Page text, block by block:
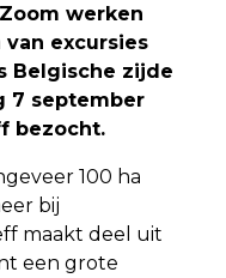
werken
excursies
Belgische zijde
7 september
bezocht.
100 ha
bij
maakt deel uit
een grote